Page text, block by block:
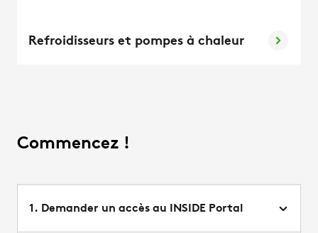
Refroidisseurs et pompes à chaleur
Commencez !
1. Demander un accès au INSIDE Portal